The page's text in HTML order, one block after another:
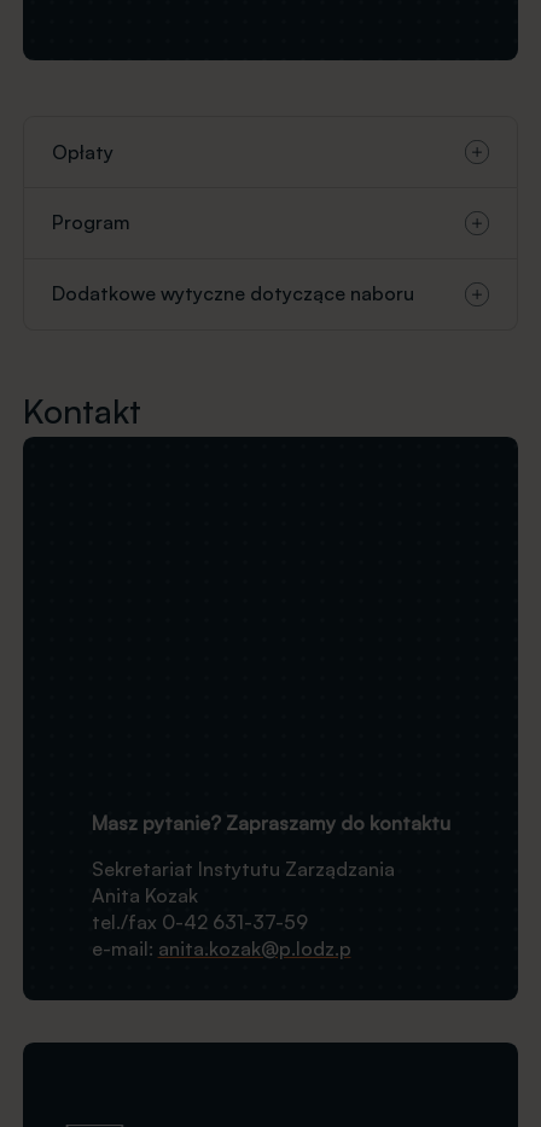
Opłaty
Program
Dodatkowe wytyczne dotyczące naboru
Kontakt
Masz pytanie? Zapraszamy do kontaktu
Sekretariat Instytutu Zarządzania
Anita Kozak
tel./fax 0-42 631-37-59
e-mail: anita.kozak@p.lodz.p